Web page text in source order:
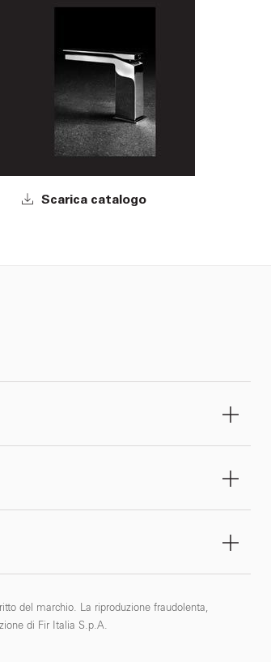
Scarica catalogo
del marchio. La riproduzione fraudolenta,
di Fir Italia S.p.A.